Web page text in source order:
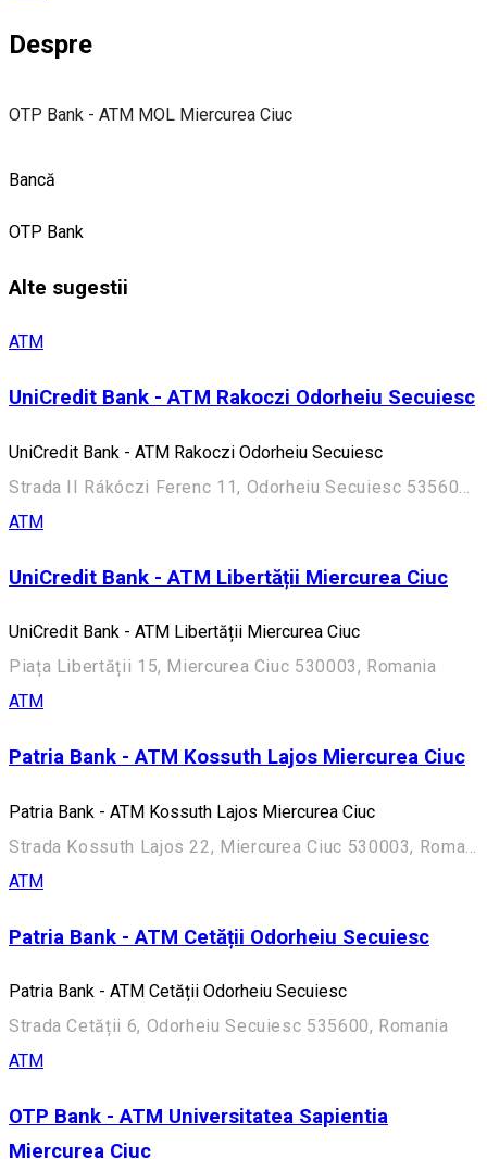
Despre
OTP Bank - ATM MOL Miercurea Ciuc
Bancă
OTP Bank
Alte sugestii
ATM
UniCredit Bank - ATM Rakoczi Odorheiu Secuiesc
UniCredit Bank - ATM Rakoczi Odorheiu Secuiesc
Strada II Rákóczi Ferenc 11, Odorheiu Secuiesc 535600, Romania
ATM
UniCredit Bank - ATM Libertății Miercurea Ciuc
UniCredit Bank - ATM Libertății Miercurea Ciuc
Piața Libertății 15, Miercurea Ciuc 530003, Romania
ATM
Patria Bank - ATM Kossuth Lajos Miercurea Ciuc
Patria Bank - ATM Kossuth Lajos Miercurea Ciuc
ATM
Patria Bank - ATM Cetății Odorheiu Secuiesc
Patria Bank - ATM Cetății Odorheiu Secuiesc
Strada Cetății 6, Odorheiu Secuiesc 535600, Romania
ATM
OTP Bank - ATM Universitatea Sapientia
Miercurea Ciuc